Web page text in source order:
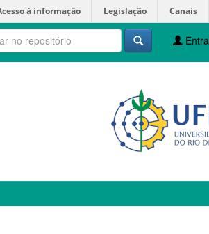
à informação Legislação Canais